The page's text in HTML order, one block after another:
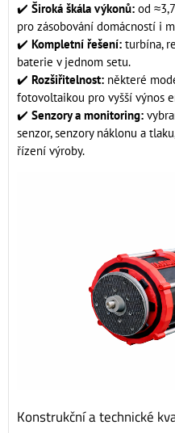
✔️ Široká škála výkonů: od
pro zásobování domácností i
✔️ Kompletní řešení: turbína,
baterie v jednom setu.
✔️ Rozšiřitelnost: některé
fotovoltaikou pro vyšší výnos
✔️ Senzory a monitoring:
senzor, senzory náklonu a
řízení výroby.
Konstrukční a technické